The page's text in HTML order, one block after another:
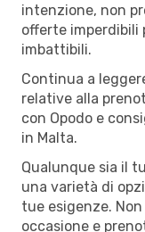
intenzione, non
offerte imperdibili
imbattibili.
Continua a
relative alla
con Opodo e
in Malta.
Qualunque sia il
una varietà di
tue esigenze.
occasione e